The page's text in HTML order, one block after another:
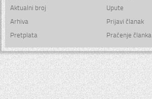
Aktualni broj
Arhiva
Pretplata
Upute
Prijavi članak
Praćenje članka